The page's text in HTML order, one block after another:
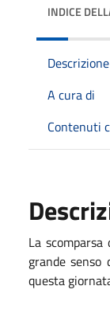
INDICE
Descrizione
A cura di
Contenuti
La
grande senso
questa